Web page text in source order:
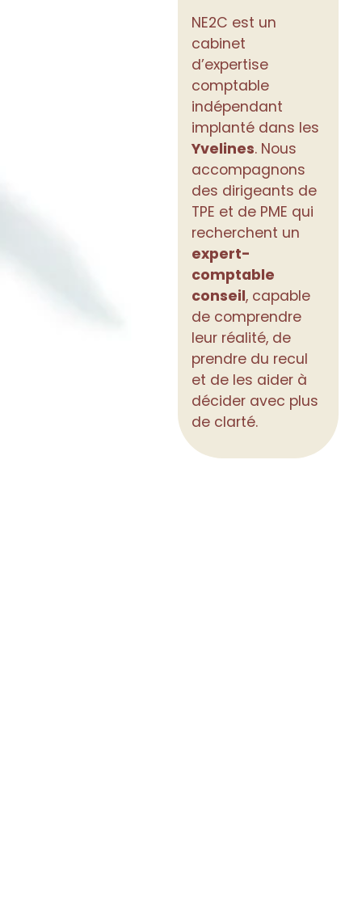
NE2C est un
cabinet
d’expertise
comptable
indépendant
implanté dans les
Yvelines. Nous
accompagnons
des dirigeants de
TPE et de PME qui
recherchent un
expert-
comptable
conseil, capable
de comprendre
leur réalité, de
prendre du recul
et de les aider à
décider avec plus
de clarté.